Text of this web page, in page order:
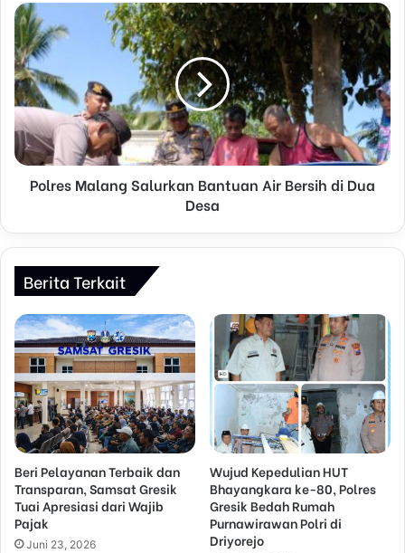
s
s
Polres Malang Salurkan Bantuan Air Bersih di Dua
Desa
Berita Terkait
Beri Pelayanan Terbaik dan
Transparan, Samsat Gresik
Tuai Apresiasi dari Wajib
Pajak
Juni 23, 2026
Wujud Kepedulian HUT
Bhayangkara ke-80, Polres
Gresik Bedah Rumah
Purnawirawan Polri di
Driyorejo